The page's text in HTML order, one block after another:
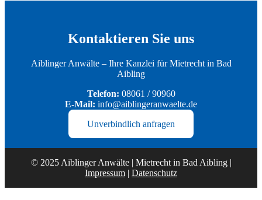
Kontaktieren Sie uns
Aiblinger Anwälte – Ihre Kanzlei für Mietrecht in Bad
Aibling
Telefon: 08061 / 90960
E-Mail: info@aiblingeranwaelte.de
Unverbindlich anfragen
© 2025 Aiblinger Anwälte | Mietrecht in Bad Aibling |
Impressum | Datenschutz